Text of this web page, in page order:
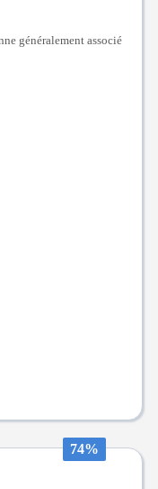
généralement associé
74%